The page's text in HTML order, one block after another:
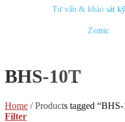
Tư vấn & khảo sát
Zemic
BHS-10T
Home /Products tagged
Filter